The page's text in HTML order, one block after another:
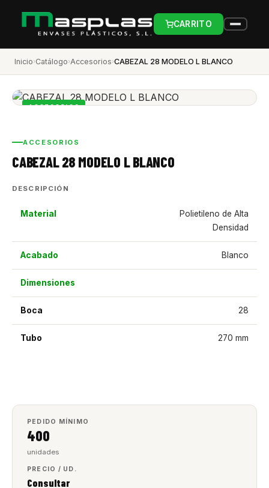
CARRITO
Inicio›Catálogo›Accesorios›CABEZAL 28 MODELO L BLANCO
ACCESORIOS
ACCESORIOS
CABEZAL 28 MODELO L BLANCO
DESCRIPCIÓN
Material
Polietileno de Alta
Densidad
Acabado Blanco
Dimensiones
Boca 28
Tubo 270 mm
PEDIDO MÍNIMO
400
unidades
PRECIO / UD.
Consultar